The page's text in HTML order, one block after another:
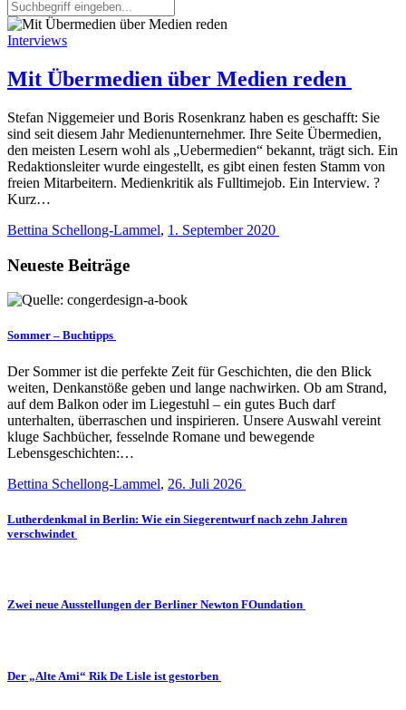
Interviews
Mit Übermedien über Medien reden
Stefan Niggemeier und Boris Rosenkranz haben es geschafft: Sie
sind seit diesem Jahr ­Medienunternehmer. Ihre Seite Übermedien,
den meisten Lesern wohl als „Uebermedien“ bekannt, trägt sich. Ein
Redaktionsleiter wurde eingestellt, es gibt einen festen Stamm von
freien Mitarbeitern. Medienkritik als Fulltimejob. Ein Interview. ?
Kurz…
Bettina Schellong-Lammel, 1. September 2020
Neueste Beiträge
Sommer – Buchtipps
Der Sommer ist die perfekte Zeit für Geschichten, die den Blick
weiten, Denkanstöße geben und lange nachwirken. Ob am Strand,
auf dem Balkon oder im Liegestuhl – ein gutes Buch darf
unterhalten, überraschen und inspirieren. Unsere Auswahl vereint
kluge Sachbücher, fesselnde Romane und bewegende
Lebensgeschichten:…
Bettina Schellong-Lammel, 26. Juli 2026
Lutherdenkmal in Berlin: Wie ein Siegerentwurf nach zehn Jahren
verschwindet
Zwei neue Ausstellungen der Berliner Newton FOundation
Der „Alte Ami“ Rik De Lisle ist gestorben